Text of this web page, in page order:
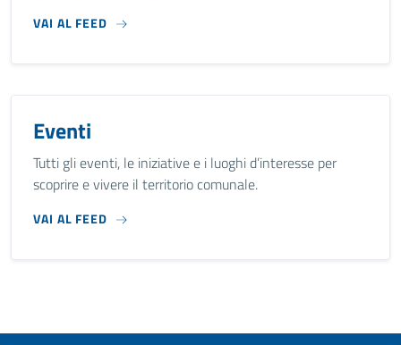
VAI AL FEED
Eventi
Tutti gli eventi, le iniziative e i luoghi d’interesse per
scoprire e vivere il territorio comunale.
VAI AL FEED